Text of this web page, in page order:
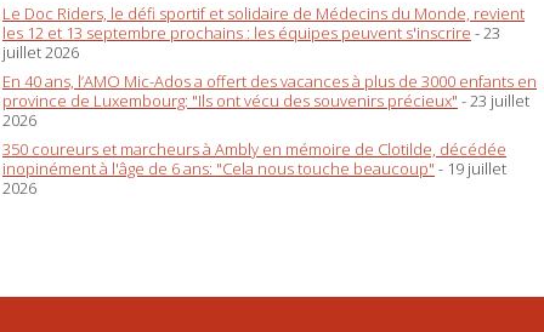
Le Doc Riders, le défi sportif et solidaire de Médecins du Monde, revient
les 12 et 13 septembre prochains : les équipes peuvent s'inscrire - 23
juillet 2026
En 40 ans, l’AMO Mic-Ados a offert des vacances à plus de 3000 enfants en
province de Luxembourg: "Ils ont vécu des souvenirs précieux" - 23 juillet
2026
350 coureurs et marcheurs à Ambly en mémoire de Clotilde, décédée
inopinément à l'âge de 6 ans: "Cela nous touche beaucoup" - 19 juillet
2026